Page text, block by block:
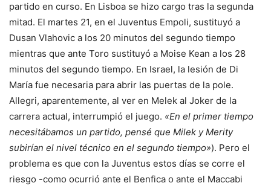
partido en curso. En Lisboa se hizo cargo tras la segunda
mitad. El martes 21, en el Juventus Empoli, sustituyó a
Dusan Vlahovic a los 20 minutos del segundo tiempo
mientras que ante Toro sustituyó a Moise Kean a los 28
minutos del segundo tiempo. En Israel, la lesión de Di
María fue necesaria para abrir las puertas de la pole.
Allegri, aparentemente, al ver en Melek al Joker de la
carrera actual, interrumpió el juego. «En el primer tiempo
necesitábamos un partido, pensé que Milek y Merity
subirían el nivel técnico en el segundo tiempo»). Pero el
problema es que con la Juventus estos días se corre el
riesgo -como ocurrió ante el Benfica o ante el Maccabi